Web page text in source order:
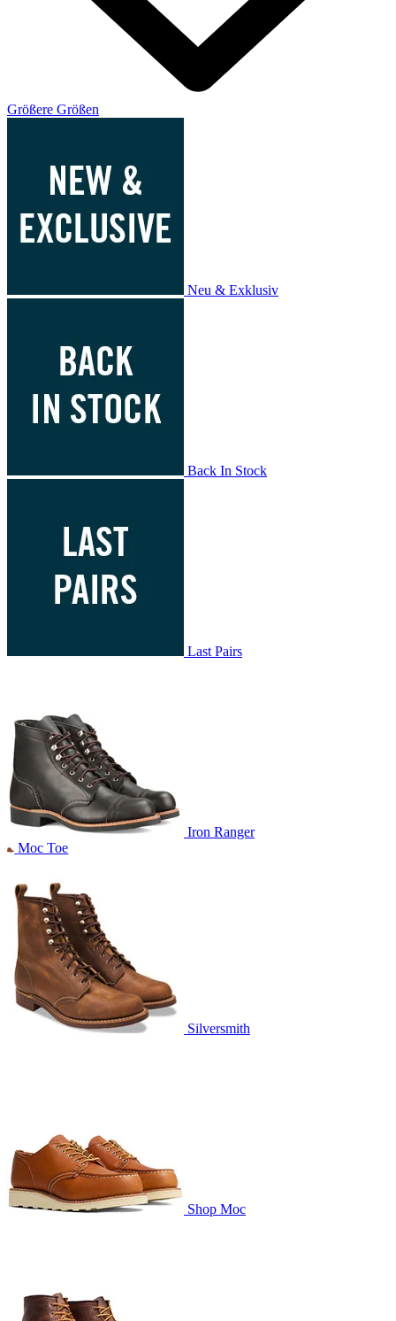
Größere Größen
Neu & Exklusiv
Back In Stock
Last Pairs
Iron Ranger
Moc Toe
Silversmith
Shop Moc